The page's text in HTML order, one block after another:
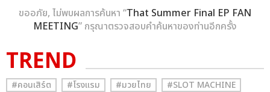
ขออภัย, ไม่พบผลการค้นหา “That Summer Final EP FAN
MEETING” กรุณาตรวจสอบคำค้นหาของท่านอีกครั้ง
TREND
#คอนเสิร์ต #โรงแรม #มวยไทย
#SLOT MACHINE